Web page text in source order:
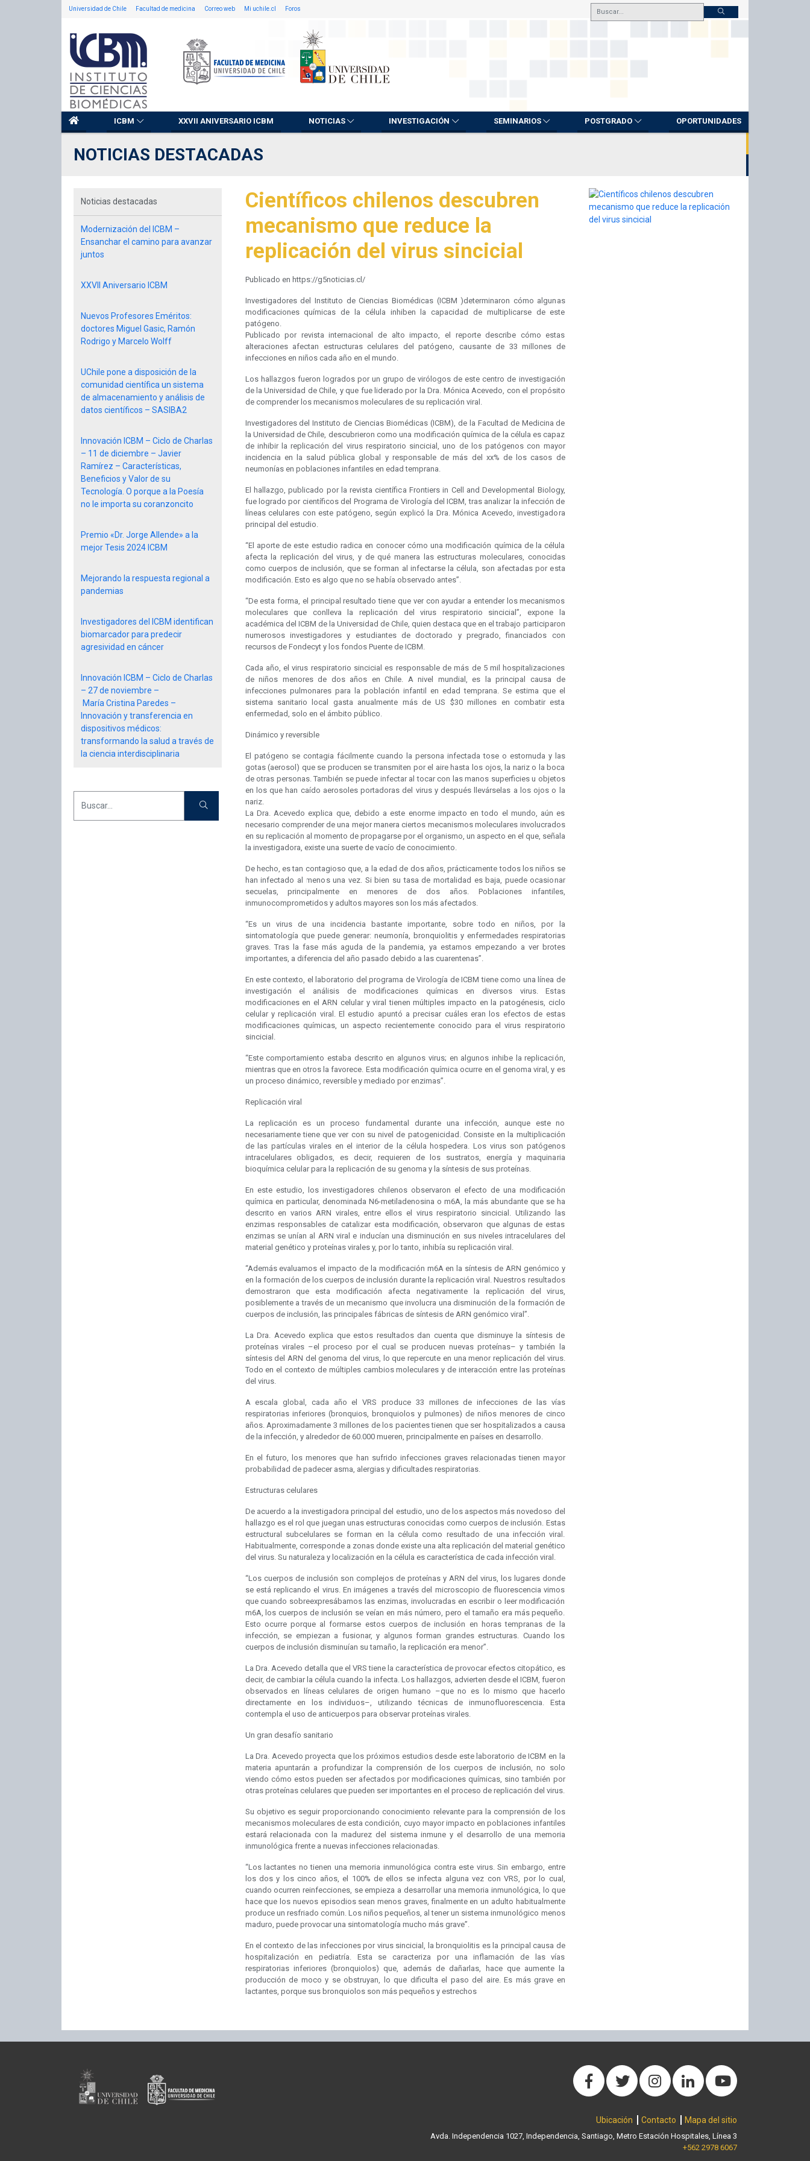
Universidad de Chile Facultad de medicina Correo web Mi uchile.cl Foros
ICBM XXVII ANIVERSARIO ICBM NOTICIAS INVESTIGACIÓN SEMINARIOS POSTGRADO OPORTUNIDADES
NOTICIAS DESTACADAS
Científicos chilenos descubren
mecanismo que reduce la
replicación del virus sincicial
Publicado en https://g5noticias.cl/
Investigadores del Instituto de Ciencias Biomédicas (ICBM )determinaron cómo algunas
modificaciones químicas de la célula inhiben la capacidad de multiplicarse de este
patógeno.
Publicado por revista internacional de alto impacto, el reporte describe cómo estas
alteraciones afectan estructuras celulares del patógeno, causante de 33 millones de
infecciones en niños cada año en el mundo.
Los hallazgos fueron logrados por un grupo de virólogos de este centro de investigación
de la Universidad de Chile, y que fue liderado por la Dra. Mónica Acevedo, con el propósito
de comprender los mecanismos moleculares de su replicación viral.
Investigadores del Instituto de Ciencias Biomédicas (ICBM), de la Facultad de Medicina de
la Universidad de Chile, descubrieron como una modificación química de la célula es capaz
de inhibir la replicación del virus respiratorio sincicial, uno de los patógenos con mayor
incidencia en la salud pública global y responsable de más del xx% de los casos de
neumonías en poblaciones infantiles en edad temprana.
El hallazgo, publicado por la revista científica Frontiers in Cell and Developmental Biology,
fue logrado por científicos del Programa de Virología del ICBM, tras analizar la infección de
líneas celulares con este patógeno, según explicó la Dra. Mónica Acevedo, investigadora
principal del estudio.
“El aporte de este estudio radica en conocer cómo una modificación química de la célula
afecta la replicación del virus, y de qué manera las estructuras moleculares, conocidas
como cuerpos de inclusión, que se forman al infectarse la célula, son afectadas por esta
modificación. Esto es algo que no se había observado antes”.
“De esta forma, el principal resultado tiene que ver con ayudar a entender los mecanismos
moleculares que conlleva la replicación del virus respiratorio sincicial”, expone la
académica del ICBM de la Universidad de Chile, quien destaca que en el trabajo participaron
numerosos investigadores y estudiantes de doctorado y pregrado, financiados con
recursos de Fondecyt y los fondos Puente de ICBM.
Cada año, el virus respiratorio sincicial es responsable de más de 5 mil hospitalizaciones
de niños menores de dos años en Chile. A nivel mundial, es la principal causa de
infecciones pulmonares para la población infantil en edad temprana. Se estima que el
sistema sanitario local gasta anualmente más de US $30 millones en combatir esta
enfermedad, solo en el ámbito público.
Dinámico y reversible
El patógeno se contagia fácilmente cuando la persona infectada tose o estornuda y las
gotas (aerosol) que se producen se transmiten por el aire hasta los ojos, la nariz o la boca
de otras personas. También se puede infectar al tocar con las manos superficies u objetos
en los que han caído aerosoles portadoras del virus y después llevárselas a los ojos o la
nariz.
La Dra. Acevedo explica que, debido a este enorme impacto en todo el mundo, aún es
necesario comprender de una mejor manera ciertos mecanismos moleculares involucrados
en su replicación al momento de propagarse por el organismo, un aspecto en el que, señala
la investigadora, existe una suerte de vacío de conocimiento.
De hecho, es tan contagioso que, a la edad de dos años, prácticamente todos los niños se
han infectado al menos una vez. Si bien su tasa de mortalidad es baja, puede ocasionar
secuelas, principalmente en menores de dos años. Poblaciones infantiles,
inmunocomprometidos y adultos mayores son los más afectados.
“Es un virus de una incidencia bastante importante, sobre todo en niños, por la
sintomatología que puede generar: neumonía, bronquiolitis y enfermedades respiratorias
graves. Tras la fase más aguda de la pandemia, ya estamos empezando a ver brotes
importantes, a diferencia del año pasado debido a las cuarentenas”.
En este contexto, el laboratorio del programa de Virología de ICBM tiene como una línea de
investigación el análisis de modificaciones químicas en diversos virus. Estas
modificaciones en el ARN celular y viral tienen múltiples impacto en la patogénesis, ciclo
celular y replicación viral. El estudio apuntó a precisar cuáles eran los efectos de estas
modificaciones químicas, un aspecto recientemente conocido para el virus respiratorio
sincicial.
“Este comportamiento estaba descrito en algunos virus; en algunos inhibe la replicación,
mientras que en otros la favorece. Esta modificación química ocurre en el genoma viral, y es
un proceso dinámico, reversible y mediado por enzimas”.
Replicación viral
La replicación es un proceso fundamental durante una infección, aunque este no
necesariamente tiene que ver con su nivel de patogenicidad. Consiste en la multiplicación
de las partículas virales en el interior de la célula hospedera. Los virus son patógenos
intracelulares obligados, es decir, requieren de los sustratos, energía y maquinaria
bioquímica celular para la replicación de su genoma y la síntesis de sus proteínas.
En este estudio, los investigadores chilenos observaron el efecto de una modificación
química en particular, denominada N6-metiladenosina o m6A, la más abundante que se ha
descrito en varios ARN virales, entre ellos el virus respiratorio sincicial. Utilizando las
enzimas responsables de catalizar esta modificación, observaron que algunas de estas
enzimas se unían al ARN viral e inducían una disminución en sus niveles intracelulares del
material genético y proteínas virales y, por lo tanto, inhibía su replicación viral.
“Además evaluamos el impacto de la modificación m6A en la síntesis de ARN genómico y
en la formación de los cuerpos de inclusión durante la replicación viral. Nuestros resultados
demostraron que esta modificación afecta negativamente la replicación del virus,
posiblemente a través de un mecanismo que involucra una disminución de la formación de
cuerpos de inclusión, las principales fábricas de síntesis de ARN genómico viral”.
La Dra. Acevedo explica que estos resultados dan cuenta que disminuye la síntesis de
proteínas virales –el proceso por el cual se producen nuevas proteínas– y también la
síntesis del ARN del genoma del virus, lo que repercute en una menor replicación del virus.
Todo en el contexto de múltiples cambios moleculares y de interacción entre las proteínas
del virus.
A escala global, cada año el VRS produce 33 millones de infecciones de las vías
respiratorias inferiores (bronquios, bronquiolos y pulmones) de niños menores de cinco
años. Aproximadamente 3 millones de los pacientes tienen que ser hospitalizados a causa
de la infección, y alrededor de 60.000 mueren, principalmente en países en desarrollo.
En el futuro, los menores que han sufrido infecciones graves relacionadas tienen mayor
probabilidad de padecer asma, alergias y dificultades respiratorias.
Estructuras celulares
De acuerdo a la investigadora principal del estudio, uno de los aspectos más novedoso del
hallazgo es el rol que juegan unas estructuras conocidas como cuerpos de inclusión. Estas
estructural subcelulares se forman en la célula como resultado de una infección viral.
Habitualmente, corresponde a zonas donde existe una alta replicación del material genético
del virus. Su naturaleza y localización en la célula es característica de cada infección viral.
“Los cuerpos de inclusión son complejos de proteínas y ARN del virus, los lugares donde
se está replicando el virus. En imágenes a través del microscopio de fluorescencia vimos
que cuando sobreexpresábamos las enzimas, involucradas en escribir o leer modificación
m6A, los cuerpos de inclusión se veían en más número, pero el tamaño era más pequeño.
Esto ocurre porque al formarse estos cuerpos de inclusión en horas tempranas de la
infección, se empiezan a fusionar, y algunos forman grandes estructuras. Cuando los
cuerpos de inclusión disminuían su tamaño, la replicación era menor”.
La Dra. Acevedo detalla que el VRS tiene la característica de provocar efectos citopático, es
decir, de cambiar la célula cuando la infecta. Los hallazgos, advierten desde el ICBM, fueron
observados en líneas celulares de origen humano –que no es lo mismo que hacerlo
directamente en los individuos–, utilizando técnicas de inmunofluorescencia. Esta
contempla el uso de anticuerpos para observar proteínas virales.
Un gran desafío sanitario
La Dra. Acevedo proyecta que los próximos estudios desde este laboratorio de ICBM en la
materia apuntarán a profundizar la comprensión de los cuerpos de inclusión, no solo
viendo cómo estos pueden ser afectados por modificaciones químicas, sino también por
otras proteínas celulares que pueden ser importantes en el proceso de replicación del virus.
Su objetivo es seguir proporcionando conocimiento relevante para la comprensión de los
mecanismos moleculares de esta condición, cuyo mayor impacto en poblaciones infantiles
estará relacionada con la madurez del sistema inmune y el desarrollo de una memoria
inmunológica frente a nuevas infecciones relacionadas.
“Los lactantes no tienen una memoria inmunológica contra este virus. Sin embargo, entre
los dos y los cinco años, el 100% de ellos se infecta alguna vez con VRS, por lo cual,
cuando ocurren reinfecciones, se empieza a desarrollar una memoria inmunológica, lo que
hace que los nuevos episodios sean menos graves, finalmente en un adulto habitualmente
produce un resfriado común. Los niños pequeños, al tener un sistema inmunológico menos
maduro, puede provocar una sintomatología mucho más grave”.
En el contexto de las infecciones por virus sincicial, la bronquiolitis es la principal causa de
hospitalización en pediatría. Esta se caracteriza por una inflamación de las vías
respiratorias inferiores (bronquiolos) que, además de dañarlas, hace que aumente la
producción de moco y se obstruyan, lo que dificulta el paso del aire. Es más grave en
lactantes, porque sus bronquiolos son más pequeños y estrechos
Noticias destacadas
Modernización del ICBM –
Ensanchar el camino para avanzar
juntos
XXVII Aniversario ICBM
Nuevos Profesores Eméritos:
doctores Miguel Gasic, Ramón
Rodrigo y Marcelo Wolff
UChile pone a disposición de la
comunidad científica un sistema
de almacenamiento y análisis de
datos científicos – SASIBA2
Innovación ICBM – Ciclo de Charlas
– 11 de diciembre – Javier
Ramírez – Características,
Beneficios y Valor de su
Tecnología. O porque a la Poesía
no le importa su coranzoncito
Premio «Dr. Jorge Allende» a la
mejor Tesis 2024 ICBM
Mejorando la respuesta regional a
pandemias
Investigadores del ICBM identifican
biomarcador para predecir
agresividad en cáncer
Innovación ICBM – Ciclo de Charlas
– 27 de noviembre –
María Cristina Paredes –
Innovación y transferencia en
dispositivos médicos:
transformando la salud a través de
la ciencia interdisciplinaria
Ubicación Contacto Mapa del sitio
Avda. Independencia 1027, Independencia, Santiago, Metro Estación Hospitales, Línea 3
+562 2978 6067